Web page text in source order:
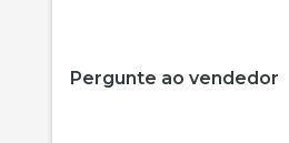
Pergunte ao vendedor